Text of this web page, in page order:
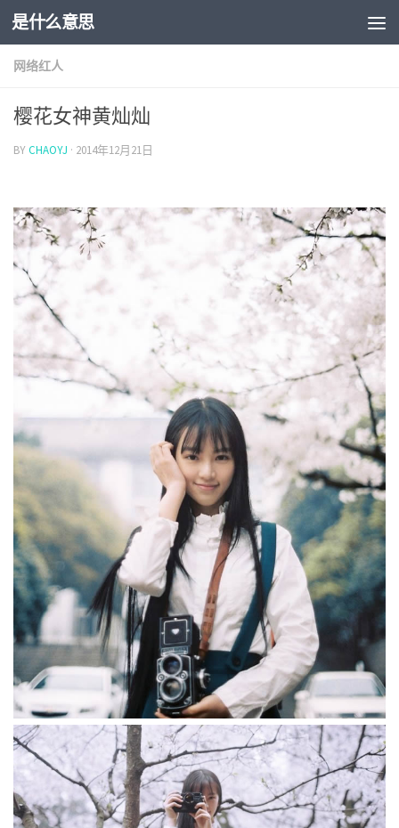
是什么意思
网络红人
樱花女神黄灿灿
BYCHAOYJ · 2014年12月21日